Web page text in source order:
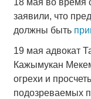
18 мая во время
заявили, что
должны быть
19 мая адвокат
Кажымукан
огрехи и
подозреваемых